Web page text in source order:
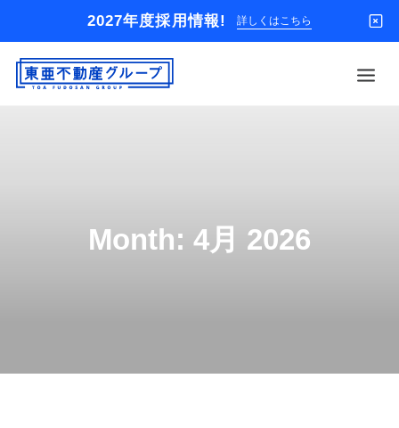
2027年度採用情報! 詳しくはこちら
オーナー様Month: 4月 2026